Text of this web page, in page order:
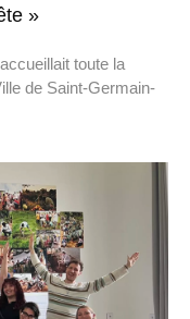
»
toute la
de Saint-Germain-